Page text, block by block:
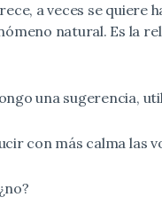
a veces se quiere
natural. Es la
una sugerencia,
con más calma las